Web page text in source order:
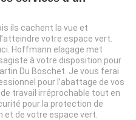
ils cachent la vue et
votre espace vert.
Hoffmann elagage met
à votre disposition pour
Du Boschet. Je vous ferai
pour l’abattage de vos
travail irréprochable tout en
pour la protection de
et de votre espace vert.